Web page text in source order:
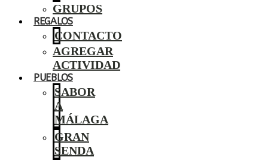
GRUPOS
REGALOS
CONTACTO
AGREGAR
ACTIVIDAD
PUEBLOS
SABOR
A
MÁLAGA
GRAN
SENDA